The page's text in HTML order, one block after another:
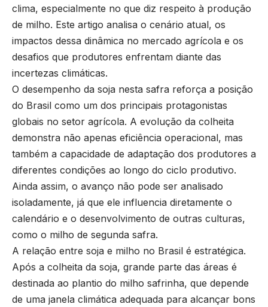
clima, especialmente no que diz respeito à produção
de milho. Este artigo analisa o cenário atual, os
impactos dessa dinâmica no mercado agrícola e os
desafios que produtores enfrentam diante das
incertezas climáticas.
O desempenho da soja nesta safra reforça a posição
do Brasil como um dos principais protagonistas
globais no setor agrícola. A evolução da colheita
demonstra não apenas eficiência operacional, mas
também a capacidade de adaptação dos produtores a
diferentes condições ao longo do ciclo produtivo.
Ainda assim, o avanço não pode ser analisado
isoladamente, já que ele influencia diretamente o
calendário e o desenvolvimento de outras culturas,
como o milho de segunda safra.
A relação entre soja e milho no Brasil é estratégica.
Após a colheita da soja, grande parte das áreas é
destinada ao plantio do milho safrinha, que depende
de uma janela climática adequada para alcançar bons